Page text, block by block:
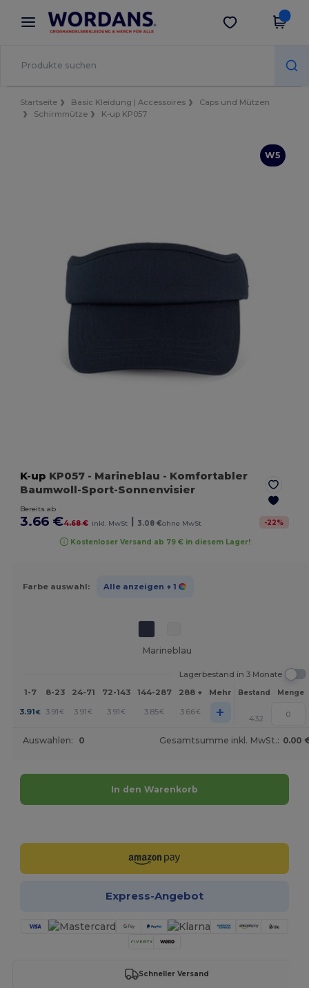
× Wordans App
Bessere Preise in der App!
App holen
Startseite Basic Kleidung | Accessoires
Caps und Mützen
Schirmmütze
K-up KP057
W5
K-up KP057 - Marineblau - Komfortabler
Baumwoll-Sport-Sonnenvisier
Bereits ab
3.66 €4.68 € inkl. MwSt | 3.08 €ohne MwSt -22%
Kostenloser Versand ab 79 € in diesem Lager!
Farbe auswahl: Alle anzeigen + 1
Marineblau
Lagerbestand in 3 Monate
1-7
8-23 24-71 72-143 144-287 288 + Mehr Bestand Menge
3.91 € 3.91 € 3.91 € 3.91€ 3.85€ 3.66€ + 432
Auswahlen: 0 Gesamtsumme inkl. MwSt.: 0.00
In den Warenkorb
Express-Angebot
Schneller Versand